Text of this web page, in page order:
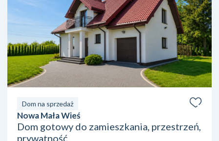
Dom na sprzedaż
Nowa Mała Wieś
Dom gotowy do zamieszkania, przestrzeń,
prywatność